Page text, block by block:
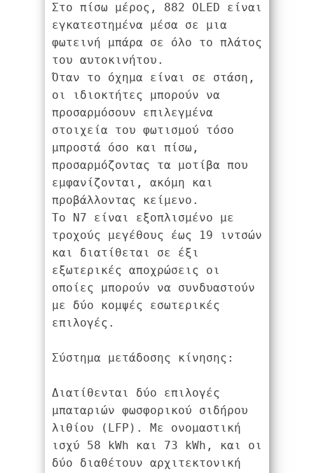
Στο πίσω μέρος, 882 OLED είναι
εγκατεστημένα μέσα σε μια
φωτεινή μπάρα σε όλο το πλάτος
του αυτοκινήτου.
Όταν το όχημα είναι σε στάση,
οι ιδιοκτήτες μπορούν να
προσαρμόσουν επιλεγμένα
στοιχεία του φωτισμού τόσο
μπροστά όσο και πίσω,
προσαρμόζοντας τα μοτίβα που
εμφανίζονται, ακόμη και
προβάλλοντας κείμενο.
Το N7 είναι εξοπλισμένο με
τροχούς μεγέθους έως 19 ιντσών
και διατίθεται σε έξι
εξωτερικές αποχρώσεις οι
οποίες μπορούν να συνδυαστούν
με δύο κομψές εσωτερικές
επιλογές.
Σύστημα μετάδοσης κίνησης:
Διατίθενται δύο επιλογές
μπαταριών φωσφορικού σιδήρου
λιθίου (LFP). Με ονομαστική
ισχύ 58 kWh και 73 kWh, και οι
δύο διαθέτουν αρχιτεκτονική